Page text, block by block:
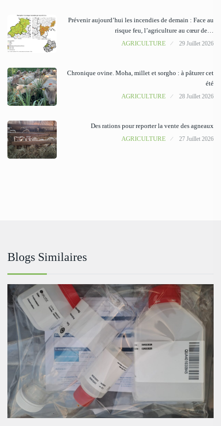
Prévenir aujourd’hui les incendies de demain : Face au
risque feu, l’agriculture au cœur de…
AGRICULTURE
29 Juillet 2026
Chronique ovine. Moha, millet et sorgho : à pâturer cet
été
AGRICULTURE
28 Juillet 2026
Des rations pour reporter la vente des agneaux
AGRICULTURE
27 Juillet 2026
Blogs Similaires